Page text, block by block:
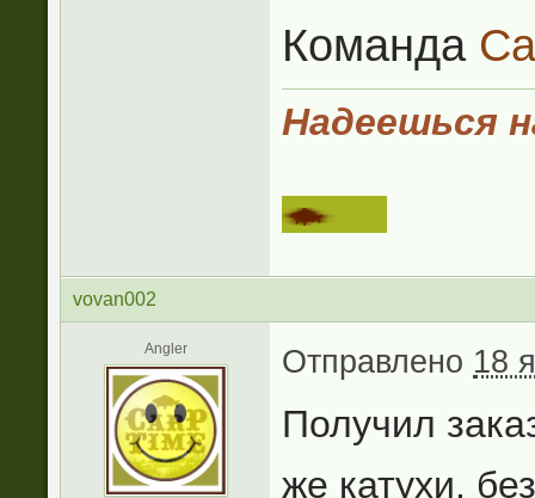
Команда
Надеешься
vovan002
Angler Отправлено 18
Получил
же катухи,